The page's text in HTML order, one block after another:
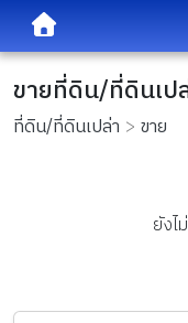
ขายที่ดิน/ที่ดินเป
ที่ดิน/ที่ดินเปล่า ขาย
ยังไ